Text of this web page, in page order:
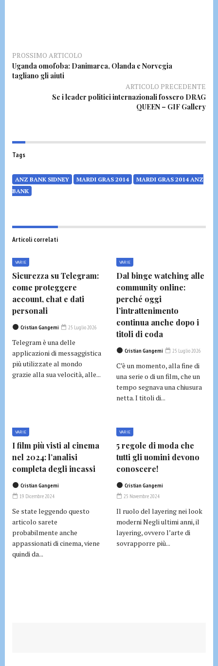
PROSSIMO ARTICOLO
Uganda omofoba: Danimarca, Olanda e Norvegia
tagliano gli aiuti
ARTICOLO PRECEDENTE
Se i leader politici internazionali fossero DRAG
QUEEN – GIF Gallery
Tags
ANZ BANK SIDNEY MARDI GRAS 2014
MARDI GRAS 2014 ANZ
BANK
Articoli correlati
VARIE
Sicurezza su Telegram:
come proteggere
account, chat e dati
personali
Cristian Gangemi 25 Luglio 2026
Telegram è una delle
applicazioni di messaggistica
più utilizzate al mondo
grazie alla sua velocità, alle...
VARIE
Dal binge watching alle
community online:
perché oggi
l’intrattenimento
continua anche dopo i
titoli di coda
Cristian Gangemi 25 Luglio 2026
C’è un momento, alla fine di
una serie o di un film, che un
tempo segnava una chiusura
netta. I titoli di...
VARIE
I film più visti al cinema
nel 2024: l’analisi
completa degli incassi
Cristian Gangemi
19 Dicembre 2024
Se state leggendo questo
articolo sarete
probabilmente anche
appassionati di cinema, viene
quindi da...
VARIE
5 regole di moda che
tutti gli uomini devono
conoscere!
Cristian Gangemi
25 Novembre 2024
Il ruolo del layering nei look
moderni Negli ultimi anni, il
layering, ovvero l’arte di
sovrapporre più...